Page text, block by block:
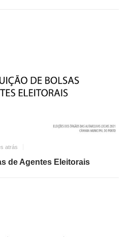
atrás
de Agentes Eleitorais